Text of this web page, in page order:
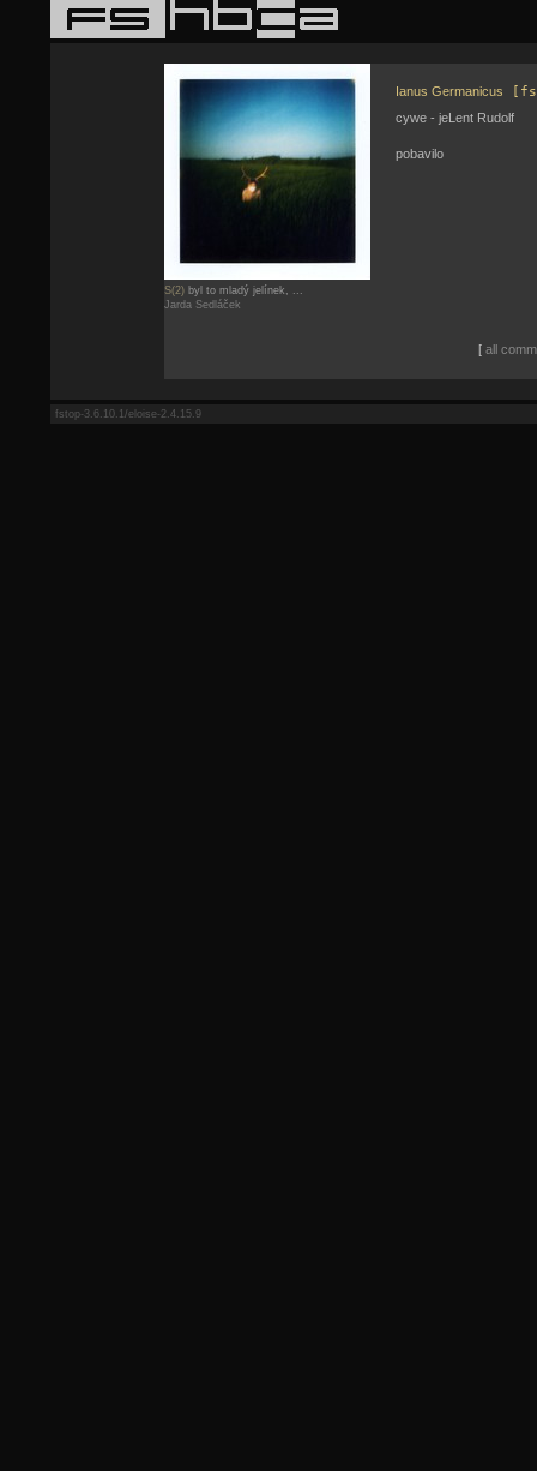
S(2) byl to mladý jelínek, ...
Jarda Sedláček
Ianus Germanicus
cywe - jeLent Rudolf
pobavilo
[ all
fstop-3.6.10.1/eloise-2.4.15.9